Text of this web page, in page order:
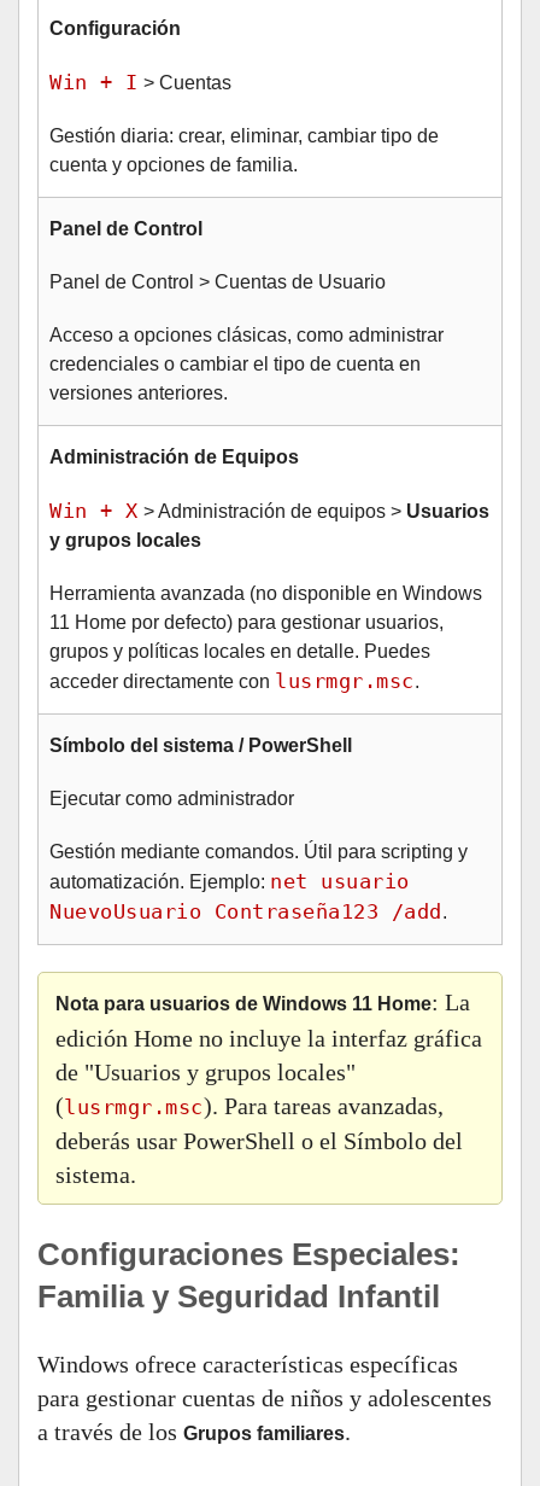
Configuración
Win + I > Cuentas
Gestión diaria: crear, eliminar, cambiar tipo de
cuenta y opciones de familia.
Panel de Control
Panel de Control > Cuentas de Usuario
Acceso a opciones clásicas, como administrar
credenciales o cambiar el tipo de cuenta en
versiones anteriores.
Administración de Equipos
Win + X > Administración de equipos > Usuarios
y grupos locales
Herramienta avanzada (no disponible en Windows
11 Home por defecto) para gestionar usuarios,
grupos y políticas locales en detalle. Puedes
acceder directamente con lusrmgr.msc.
Símbolo del sistema / PowerShell
Ejecutar como administrador
Gestión mediante comandos. Útil para scripting y
automatización. Ejemplo: net usuario
NuevoUsuario Contraseña123 /add .
Nota para usuarios de Windows 11 Home: La
edición Home no incluye la interfaz gráfica
de "Usuarios y grupos locales"
(lusrmgr.msc). Para tareas avanzadas,
deberás usar PowerShell o el Símbolo del
sistema.
Configuraciones Especiales:
Familia y Seguridad Infantil
Windows ofrece características específicas
para gestionar cuentas de niños y adolescentes
a través de los Grupos familiares.